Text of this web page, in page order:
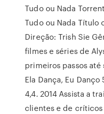
Tudo ou Nada
Tudo ou Nada Título
Direção: Trish Sie
filmes e séries de
primeiros passos
Ela Dança, Eu
4,4. 2014 ‎Assista a
clientes e de críticos